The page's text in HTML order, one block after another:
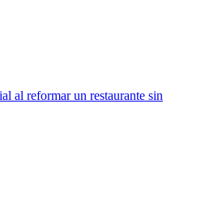
al reformar un restaurante sin